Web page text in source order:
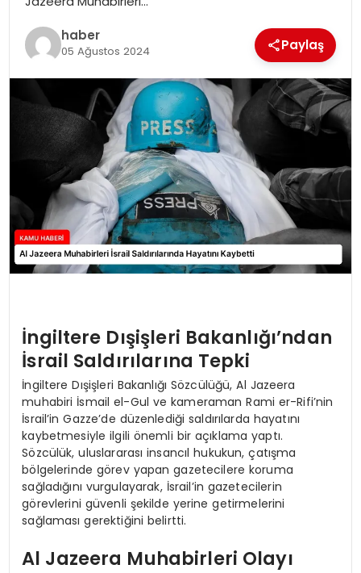
haber
05 Ağustos 2024 Paylaş
İngiltere Dışişleri Bakanlığı’ndan
İsrail Saldırılarına Tepki
İngiltere Dışişleri Bakanlığı Sözcülüğü, Al Jazeera
muhabiri İsmail el-Gul ve kameraman Rami er-Rifi’nin
İsrail’in Gazze’de düzenlediği saldırılarda hayatını
kaybetmesiyle ilgili önemli bir açıklama yaptı.
Sözcülük, uluslararası insancıl hukukun, çatışma
bölgelerinde görev yapan gazetecilere koruma
sağladığını vurgulayarak, İsrail’in gazetecilerin
görevlerini güvenli şekilde yerine getirmelerini
sağlaması gerektiğini belirtti.
Al Jazeera Muhabirleri Olayı